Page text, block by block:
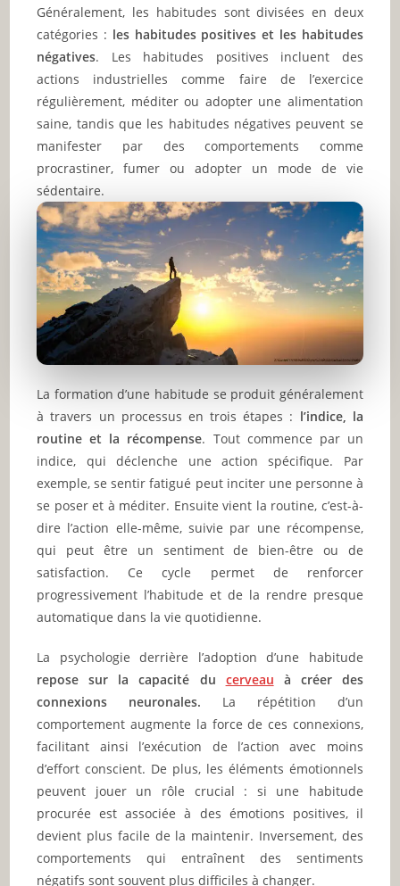
Généralement, les habitudes sont divisées en deux
catégories : les habitudes positives et les habitudes
négatives. Les habitudes positives incluent des
actions industrielles comme faire de l’exercice
régulièrement, méditer ou adopter une alimentation
saine, tandis que les habitudes négatives peuvent se
manifester par des comportements comme
procrastiner, fumer ou adopter un mode de vie
sédentaire.
La formation d’une habitude se produit généralement
à travers un processus en trois étapes : l’indice, la
routine et la récompense. Tout commence par un
indice, qui déclenche une action spécifique. Par
exemple, se sentir fatigué peut inciter une personne à
se poser et à méditer. Ensuite vient la routine, c’est-à-
dire l’action elle-même, suivie par une récompense,
qui peut être un sentiment de bien-être ou de
satisfaction. Ce cycle permet de renforcer
progressivement l’habitude et de la rendre presque
automatique dans la vie quotidienne.
La psychologie derrière l’adoption d’une habitude
repose sur la capacité du cerveau à créer des
connexions neuronales. La répétition d’un
comportement augmente la force de ces connexions,
facilitant ainsi l’exécution de l’action avec moins
d’effort conscient. De plus, les éléments émotionnels
peuvent jouer un rôle crucial : si une habitude
procurée est associée à des émotions positives, il
devient plus facile de la maintenir. Inversement, des
comportements qui entraînent des sentiments
négatifs sont souvent plus difficiles à changer.